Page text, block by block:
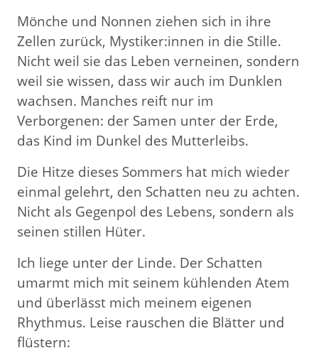
Mönche und Nonnen ziehen sich in ihre
Zellen zurück, Mystiker:innen in die Stille.
Nicht weil sie das Leben verneinen, sondern
weil sie wissen, dass wir auch im Dunklen
wachsen. Manches reift nur im
Verborgenen: der Samen unter der Erde,
das Kind im Dunkel des Mutterleibs.
Die Hitze dieses Sommers hat mich wieder
einmal gelehrt, den Schatten neu zu achten.
Nicht als Gegenpol des Lebens, sondern als
seinen stillen Hüter.
Ich liege unter der Linde. Der Schatten
umarmt mich mit seinem kühlenden Atem
und überlässt mich meinem eigenen
Rhythmus. Leise rauschen die Blätter und
flüstern: